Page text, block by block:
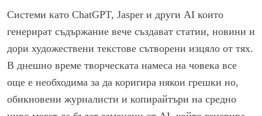
Системи като ChatGPT, Jasper и други AI които
генерират съдържание вече създават статии, новини и
дори художествени текстове сътворени изцяло от тях.
В днешно време творческата намеса на човека все
още е необходима за да коригира някои грешки но,
обикновени журналисти и копирайтъри на средно